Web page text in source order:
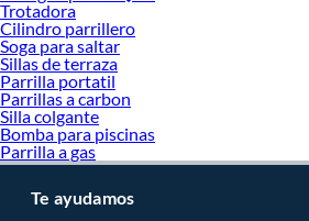
Trotadora
Cilindro parrillero
Soga para saltar
Sillas de terraza
Parrilla portatil
Parrillas a carbon
Silla colgante
Bomba para piscinas
Parrilla a gas
Te ayudamos